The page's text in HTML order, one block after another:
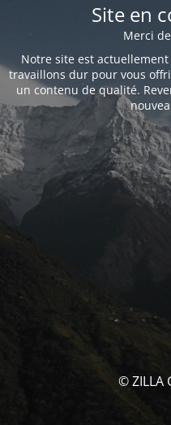
Site en
Merci
Notre site est
travaillons dur pour vous
un contenu de qualité.
© ZILLA